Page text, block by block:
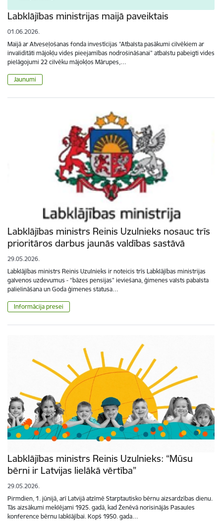
Labklājības ministrijas maijā paveiktais
01.06.2026.
Maijā ar Atveseļošanas fonda investīcijas “Atbalsta pasākumi cilvēkiem ar
invaliditāti mājokļu vides pieejamības nodrošināšanai” atbalstu pabeigti vides
pielāgojumi 22 cilvēku mājokļos Mārupes,…
Jaunumi
Labklājības ministrs Reinis Uzulnieks nosauc trīs
prioritāros darbus jaunās valdības sastāvā
29.05.2026.
Labklājības ministrs Reinis Uzulnieks ir noteicis trīs Labklājības ministrijas
galvenos uzdevumus - “bāzes pensijas” ieviešana, ģimenes valsts pabalsta
palielināšana un Goda ģimenes statusa…
Informācija presei
Labklājības ministrs Reinis Uzulnieks: “Mūsu
bērni ir Latvijas lielākā vērtība”
29.05.2026.
Pirmdien, 1. jūnijā, arī Latvijā atzīmē Starptautisko bērnu aizsardzības dienu.
Tās aizsākumi meklējami 1925. gadā, kad Ženēvā norisinājās Pasaules
konference bērnu labklājībai. Kopš 1950. gada…